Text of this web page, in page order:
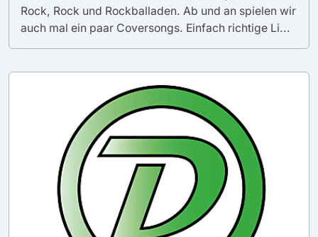
Rock, Rock und Rockballaden. Ab und an spielen wir
auch mal ein paar Coversongs. Einfach richtige Li...